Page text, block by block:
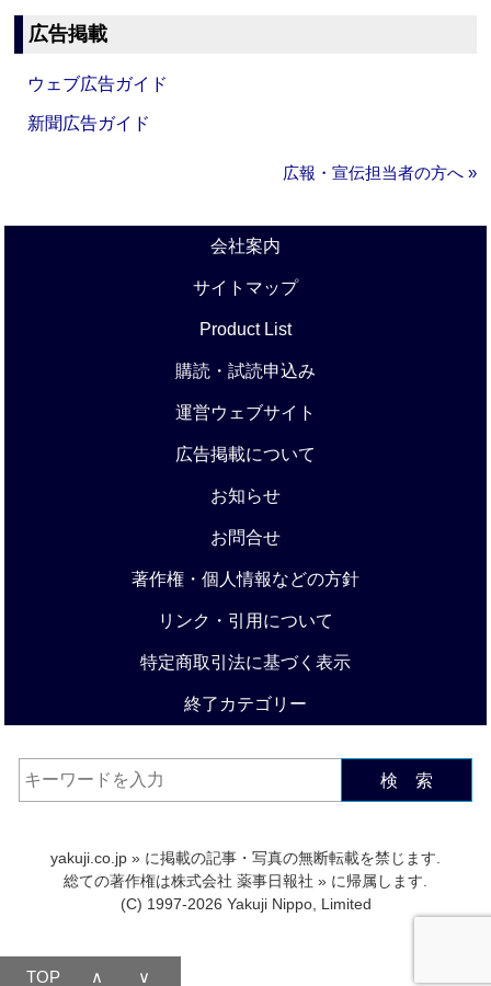
広告掲載
ウェブ広告ガイド
新聞広告ガイド
広報・宣伝担当者の方へ »
会社案内
サイトマップ
Product List
購読・試読申込み
運営ウェブサイト
広告掲載について
お知らせ
お問合せ
著作権・個人情報などの方針
リンク・引用について
特定商取引法に基づく表示
終了カテゴリー
検 索
yakuji.co.jp » に掲載の記事・写真の無断転載を禁じます.
総ての著作権は株式会社 薬事日報社 » に帰属します.
(C) 1997-2026 Yakuji Nippo, Limited
TOP ∧ ∨